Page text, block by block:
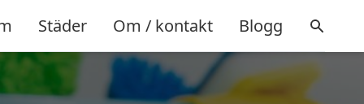
Städer Om / kontakt Blogg